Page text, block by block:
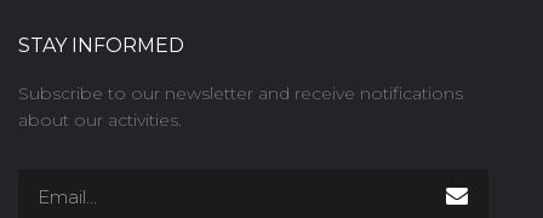
STAY INFORMED
Subscribe to our newsletter and receive notifications
about our activities.